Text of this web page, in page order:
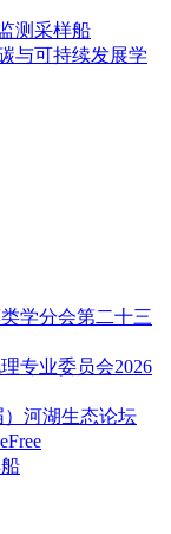
测采样船
与可持续发展学
学分会第二十三
专业委员会2026
）河湖生态论坛